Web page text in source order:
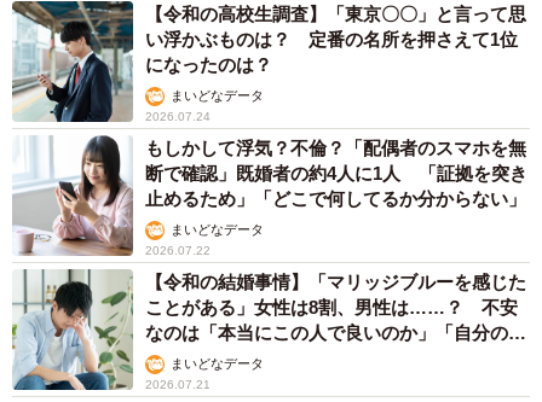
【令和の高校生調査】「東京〇〇」と言って思
い浮かぶものは？ 定番の名所を押さえて1位
になったのは？
まいどなデータ
2026.07.24
もしかして浮気？不倫？「配偶者のスマホを無
断で確認」既婚者の約4人に1人 「証拠を突き
止めるため」「どこで何してるか分からない」
まいどなデータ
2026.07.22
【令和の結婚事情】「マリッジブルーを感じた
ことがある」女性は8割、男性は……？ 不安
なのは「本当にこの人で良いのか」「自分の時
間が取れなくなる」
まいどなデータ
2026.07.21